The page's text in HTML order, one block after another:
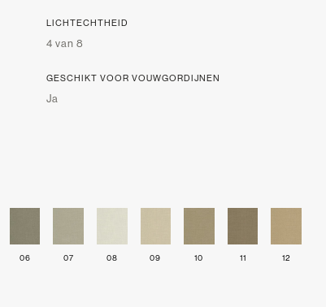
LICHTECHTHEID
4 van 8
GESCHIKT VOOR VOUWGORDIJNEN
Ja
06 07 08 09 10 11 12